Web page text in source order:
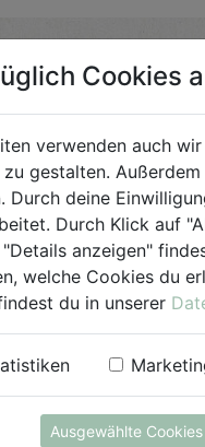
Cookies
verwenden auch
gestalten.
Durch deine
Durch Klick auf
anzeigen"
welche Cookies du
du in unserer
Ausgewählte